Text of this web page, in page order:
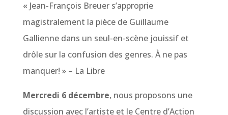
« Jean-François Breuer s’approprie
magistralement la pièce de Guillaume
Gallienne dans un seul-en-scène jouissif et
drôle sur la confusion des genres. À ne pas
manquer! » – La Libre
Mercredi 6 décembre, nous proposons une
discussion avec l’artiste et le Centre d’Action